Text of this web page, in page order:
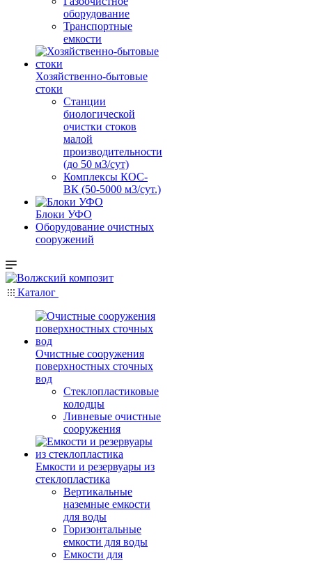
оборудование
Транспортные
емкости
Хозяйственно-бытовые
стоки
Станции
биологической
очистки стоков
малой
производительности
(до 50 м3/сут)
Комплексы КОС-
ВК (50-5000 м3/сут.)
Блоки УФО
Оборудование очистных
сооружений
Каталог
Очистные сооружения
поверхностных сточных
вод
Стеклопластиковые
колодцы
Ливневые очистные
сооружения
Емкости и резервуары из
стеклопластика
Вертикальные
наземные емкости
для воды
Горизонтальные
емкости для воды
Емкости для